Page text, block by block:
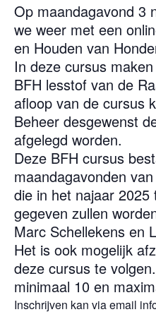
Op maandagavond 3
we weer met een
en Houden van
In deze cursus
BFH lesstof van de
afloop van de cursus
Beheer desgewenst
afgelegd worden.
Deze BFH cursus
maandagavonden
die in het najaar
gegeven zullen
Marc Schellekens en
Het is ook mogelijk
deze cursus te
minimaal 10 en
Inschrijven kan via email